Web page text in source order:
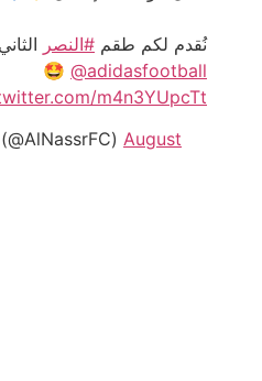
نُقدم لكم طقم #النصر
@adidasfootball
⁩ 🤩
m4n3YUpcTt
— نادي النصر السعودي (@AlNassrFC) August